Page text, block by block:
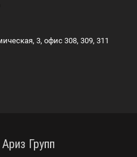
3, офис 308, 309, 311
Групп